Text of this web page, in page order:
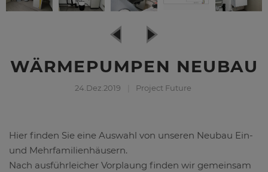
WÄRMEPUMPEN NEUBAU
24.Dez.2019 Project Future
Hier finden Sie eine Auswahl von unseren Neubau Ein-
und Mehrfamilienhäusern.
Nach ausführleicher Vorplaung finden wir gemeinsam